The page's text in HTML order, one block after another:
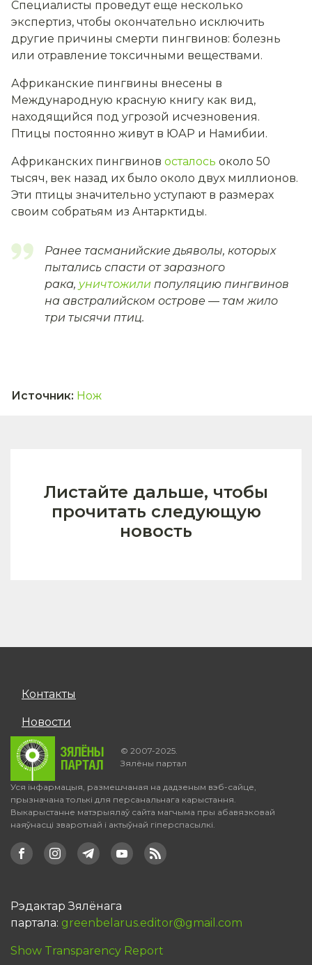
Специалисты проведут еще несколько
экспертиз, чтобы окончательно исключить
другие причины смерти пингвинов: болезнь
или отравление токсичными веществами.
Африканские пингвины внесены в
Международную красную книгу как вид,
находящийся под угрозой исчезновения.
Птицы постоянно живут в ЮАР и Намибии.
Африканских пингвинов осталось около 50
тысяч, век назад их было около двух миллионов.
Эти птицы значительно уступают в размерах
своим собратьям из Антарктиды.
Ранее тасманийские дьяволы, которых
пытались спасти от заразного
рака, уничтожили популяцию пингвинов
на австралийском острове — там жило
три тысячи птиц.
Источник: Нож
Листайте дальше, чтобы
прочитать следующую
новость
Контакты
Новости
© 2007-2025.
Зялёны партал
Уся інфармацыя, размешчаная на дадзеным вэб-сайце,
прызначана толькі для персанальнага карыстання.
Выкарыстанне матэрыялаў сайта магчыма пры абавязковай
наяўнасці зваротнай і актыўнай гіперспасылкі.
Рэдактар Зялёнага
партала: greenbelarus.editor@gmail.com
Show Transparency Report